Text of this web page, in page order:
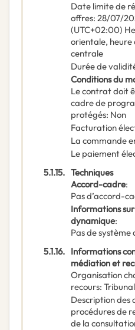
Date limite de
offres: 28/07/
(UTC+02:00)
orientale,
centrale
Durée de
Conditions du
Le contrat doit
cadre de
protégés: Non
Facturation
La commande
Le paiement
5.1.15. Techniques
Accord-cadre:
Pas d’accord-
Informations
dynamique:
Pas de système
5.1.16. Informations
médiation et
Organisation
recours:
Description des
procédures de
de la